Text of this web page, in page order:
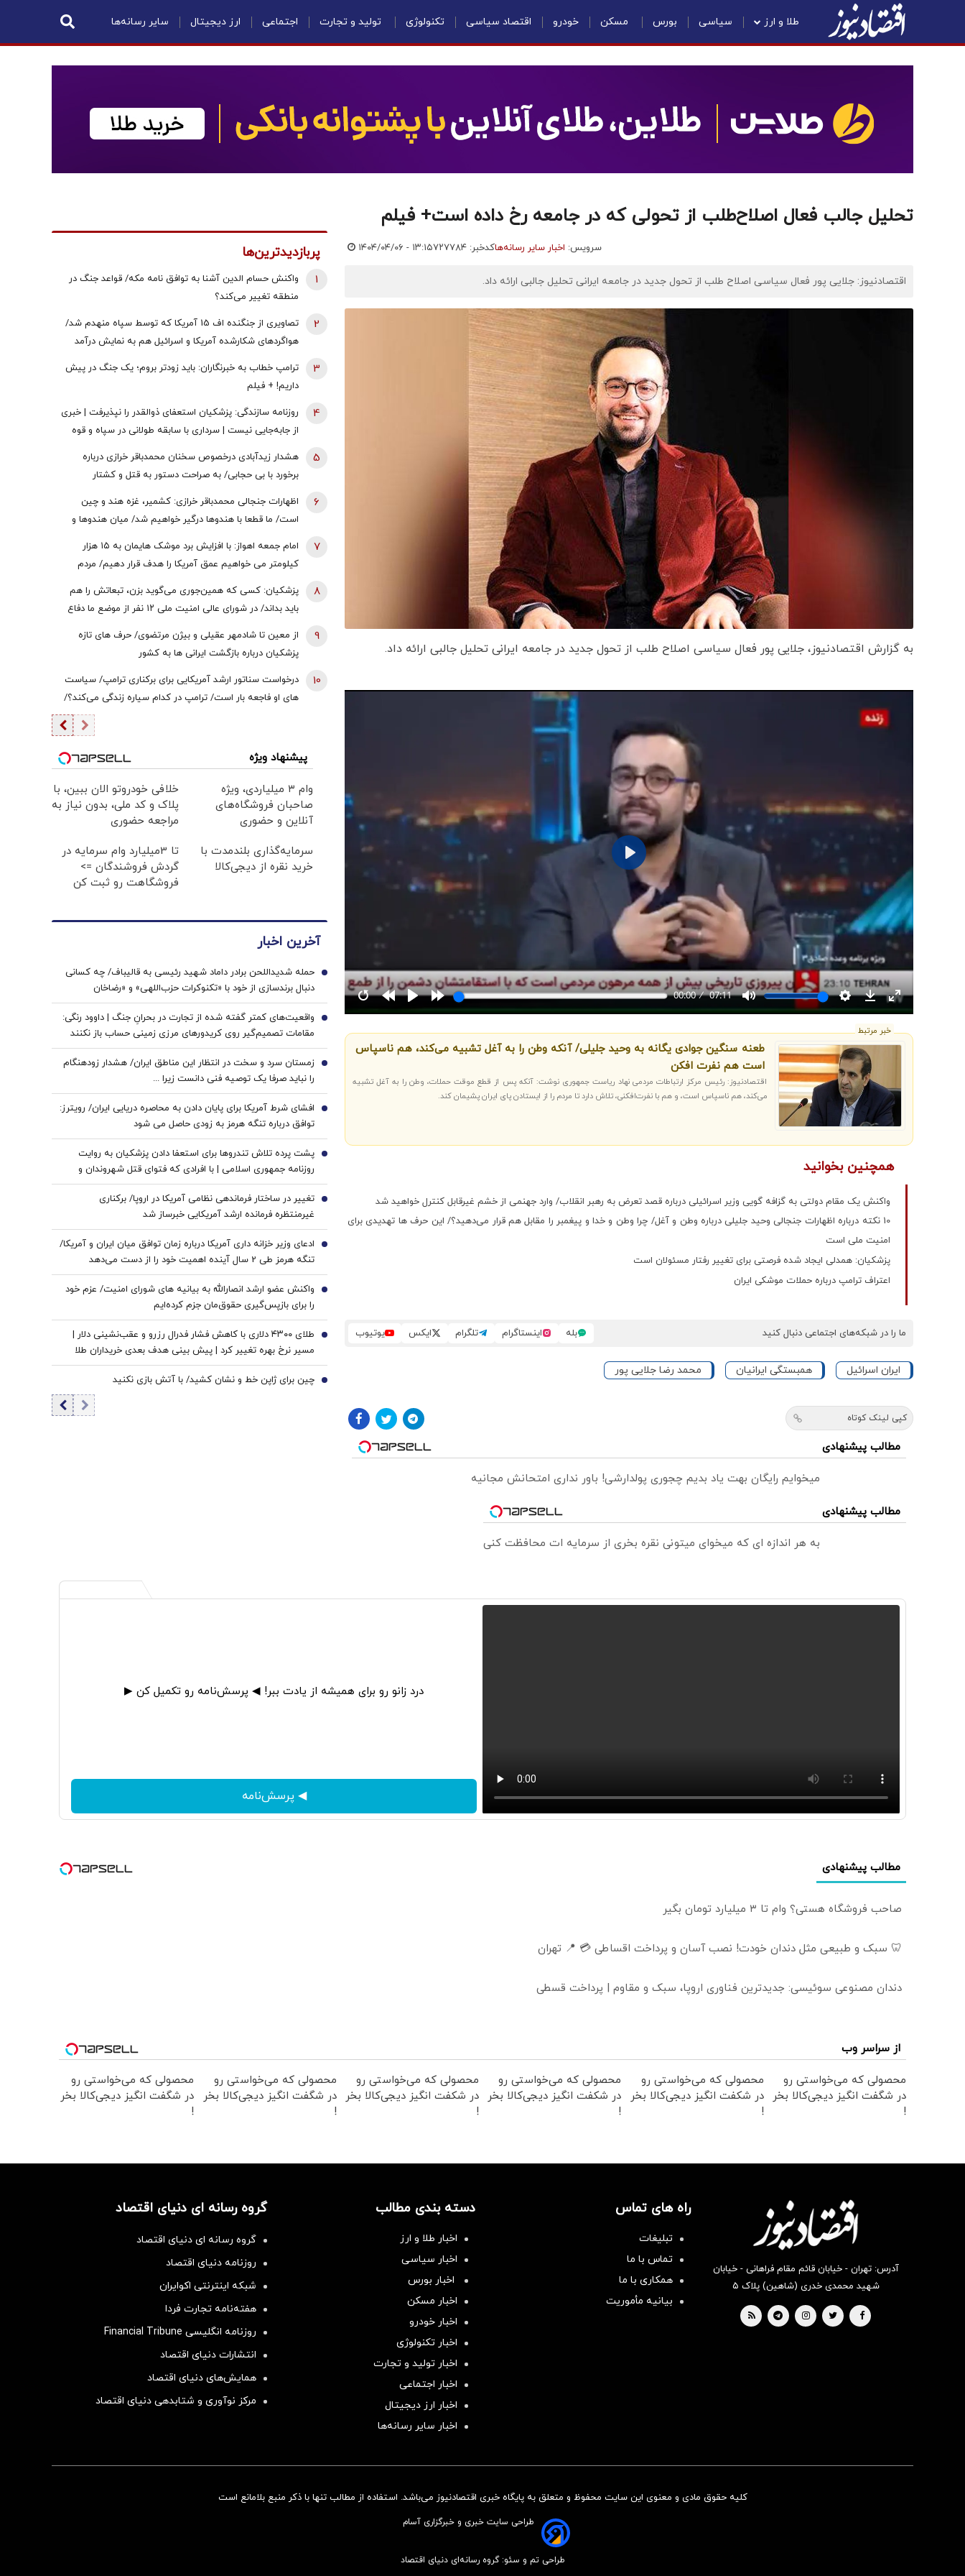
طلا و ارز سیاسی بورس مسکن خودرو اقتصاد سیاسی تکنولوژی تولید و تجارت اجتماعی ارز دیجیتال سایر رسانه‌ها
تحلیل جالب فعال اصلاح‌طلب از تحولی که در جامعه رخ داده است+ فیلم
سرویس: اخبار سایر رسانه‌هاکدخبر: ۷۲۷۷۸۴ ۱۴۰۴/۰۴/۰۶ - ۱۳:۱۵
اقتصادنیوز: جلایی پور فعال سیاسی اصلاح طلب از تحول جدید در جامعه ایرانی تحلیل جالبی ارائه داد.
به گزارش اقتصادنیوز، جلایی پور فعال سیاسی اصلاح طلب از تحول جدید در جامعه ایرانی تحلیل جالبی ارائه داد.
خبر مرتبط
طعنه سنگین جوادی یگانه به وحید جلیلی/ آنکه وطن را به آغل تشبیه می‌کند، هم ناسپاس
است هم نفرت افکن
اقتصادنیوز: رئیس مرکز ارتباطات مردمی نهاد ریاست جمهوری نوشت: آنکه پس از قطع موقت حملات، وطن را به آغل تشبیه
می‌کند، هم ناسپاس است، و هم با نفرت‌افکنی، تلاش دارد تا مردم را از ایستادن پای ایران پشیمان کند.
همچنین بخوانید
واکنش یک مقام دولتی به گزافه گویی وزیر اسرائیلی درباره قصد تعرض به رهبر انقلاب/ وارد جهنمی از خشم غیرقابل کنترل خواهید شد
10 نکته درباره اظهارات جنجالی وحید جلیلی درباره وطن و آغل/ چرا وطن و خدا و پیغمبر را مقابل هم قرار می‌دهید؟/ این حرف ها تهدیدی برای
امنیت ملی است
پزشکیان: همدلی ایجاد شده فرصتی برای تغییر رفتار مسئولان است
اعتراف ترامپ درباره حملات موشکی ایران
ما را در شبکه‌های اجتماعی دنبال کنید بله اینستاگرام تلگرام ایکس یوتیوب
ایران اسرائیل همبستگی ایرانیان محمد رضا جلایی پور
کپی لینک کوتاه
مطالب پیشنهادی
میخوایم رایگان بهت یاد بدیم چجوری پولدارشی! باور نداری امتحانش مجانیه
مطالب پیشنهادی
به هر اندازه ای که میخوای میتونی نقره بخری از سرمایه ات محافظت کنی
پربازدیدترین‌ها
واکنش حسام الدین آشنا به توافق نامه مکه/ قواعد جنگ در
منطقه تغییر می‌کند؟
1
تصاویری از جنگنده اف 15 آمریکا که توسط سپاه منهدم شد/
هواگردهای شکارشده آمریکا و اسرائیل هم به نمایش درآمد
2
ترامپ خطاب به خبرنگاران: باید زودتر بروم؛ یک جنگ در پیش
داریم! + فیلم
3
روزنامه سازندگی: پزشکیان استعفای ذوالقدر را نپذیرفت | خبری
از جابه‌جایی نیست | سرداری با سابقه طولانی در سپاه و قوه
4
هشدار زیدآبادی درخصوص سخنان محمدباقر خرازی درباره
برخورد با بی حجابی/ به صراحت دستور به قتل و کشتار
خطرناکی آزاد است؟
5
اظهارات جنجالی محمدباقر خرازی: کشمیر، غزه هند و چین
است/ ما قطعا با هندوها درگیر خواهیم شد/ میان هندوها و
6
امام‌ جمعه اهواز: با افزایش برد موشک هایمان به ۱۵ هزار
کیلومتر می خواهیم عمق آمریکا را هدف قرار دهیم/ مردم
حجاب و عفاف بی تفاوت باشیم
7
پزشکیان: کسی که همین‌جوری می‌گوید بزن، تبعاتش را هم
باید بداند/ در شورای عالی امنیت ملی ۱۲ نفر از موضع ما دفاع
8
از معین تا شادمهر عقیلی و بیژن مرتضوی/ حرف های تازه
پزشکیان درباره بازگشت ایرانی ها به کشور
9
درخواست سناتور ارشد آمریکایی برای برکناری ترامپ/ سیاست
های او فاجعه بار است/ ترامپ در کدام سیاره زندگی می‌کند؟/
10
پیشنهاد ویژه
وام ۳ میلیاردی، ویژه
صاحبان فروشگاه‌های
آنلاین و حضوری
خلافی خودروتو الان ببین، با
پلاک و کد ملی، بدون نیاز به
مراجعه حضوری
سرمایه‌گذاری بلندمدت با
خرید نقره از دیجی‌کالا
تا 3میلیارد وام سرمایه در
گردش فروشندگان =>
فروشگاهت رو ثبت کن
آخرین اخبار
حمله شدیداللحن برادر داماد شهید رئیسی به قالیباف/ چه کسانی
دنبال برندسازی از خود با «تکنوکرات حزب‌اللهی» و «رضاخان
حزب‌اللهی» بودند
1
واقعیت‌های کمتر گفته شده از تجارت در بحرانِ جنگ | داوود رنگی:
مقامات تصمیم‌گیر روی کریدورهای مرزی زمینی حساب باز نکنند
2
زمستان سرد و سخت در انتظار این مناطق ایران/ هشدار زودهنگام
را نباید صرفا یک توصیه فنی دانست زیرا ...
3
افشای شرط آمریکا برای پایان دادن به محاصره دریایی ایران/ رویترز:
توافق درباره تنگه هرمز به زودی حاصل می شود
4
پشت پرده تلاش تندروها برای استعفا دادن پزشکیان به روایت
روزنامه جمهوری اسلامی | با افرادی که فتوای قتل شهروندان و
حکم شورش علیه دولت را صادر می‌کنند برخورد قاطعانه شود
5
تغییر در ساختار فرماندهی نظامی آمریکا در اروپا/ برکناری
غیرمنتظره فرمانده ارشد آمریکایی خبرساز شد
6
ادعای وزیر خزانه داری آمریکا درباره زمان توافق میان ایران و آمریکا/
تنگه هرمز طی 2 سال آینده اهمیت خود را از دست می‌دهد
7
واکنش عضو ارشد انصارالله به بیانیه های شورای امنیت/ عزم خود
را برای بازپس‌گیری حقوق‌مان جزم کرده‌ایم
8
طلای ۴۳۰۰ دلاری با کاهش فشار فدرال رزرو و عقب‌نشینی دلار |
مسیر نرخ بهره تغییر کرد | پیش بینی هدف بعدی خریداران طلا
9
چین برای ژاپن خط و نشان کشید/ با آتش بازی نکنید 10
درد زانو رو برای همیشه از یادت ببر! ◀ پرسش‌نامه رو تکمیل کن ▶
◀ پرسش‌نامه
مطالب پیشنهادی
صاحب فروشگاه هستی؟ وام تا ۳ میلیارد تومان بگیر
🦷 سبک و طبیعی مثل دندان خودت! نصب آسان و پرداخت اقساطی 💳 📍 تهران
دندان مصنوعی سوئیسی: جدیدترین فناوری اروپا، سبک و مقاوم | پرداخت قسطی
از سراسر وب
محصولی که می‌خواستی رو
در شگفت انگیز دیجی‌کالا بخر
!
محصولی که می‌خواستی رو
در شکفت انگیز دیجی‌کالا بخر
!
محصولی که می‌خواستی رو
در شکفت انگیز دیجی‌کالا بخر
!
محصولی که می‌خواستی رو
در شکفت انگیز دیجی‌کالا بخر
!
محصولی که می‌خواستی رو
در شگفت انگیز دیجی‌کالا بخر
!
محصولی که می‌خواستی رو
در شگفت انگیز دیجی‌کالا بخر
!
آدرس: تهران - خیابان قائم مقام فراهانی - خیابان
شهید محمدی خدری (شاهین) پلاک ۵
راه های تماس
تبلیغات
تماس با ما
همکاری با ما
بیانیه مأموریت
دسته بندی مطالب
اخبار طلا و ارز
اخبار سیاسی
اخبار بورس
اخبار مسکن
اخبار خودرو
اخبار تکنولوژی
اخبار تولید و تجارت
اخبار اجتماعی
اخبار ارز دیجیتال
اخبار سایر رسانه‌‌ها
گروه رسانه ای دنیای اقتصاد
گروه رسانه ای دنیای اقتصاد
روزنامه دنیای اقتصاد
شبکه اینترنتی اکوایران
هفته‌نامه تجارت فردا
روزنامه انگلیسی Financial Tribune
انتشارات دنیای اقتصاد
همایش‌های دنیای اقتصاد
مرکز نوآوری و شتابدهی دنیای اقتصاد
کلیه حقوق مادی و معنوی این سایت محفوظ و متعلق به پایگاه خبری اقتصادنیوز می‌باشد. استفاده از مطالب تنها با ذکر منبع بلامانع است
طراحی سایت خبری و خبرگزاری آسام
طراحی تم و سئو: گروه رسانه‌ای دنیای اقتصاد